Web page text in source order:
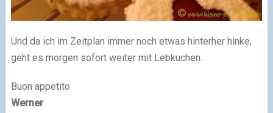
Und da ich im Zeitplan immer noch etwas hinterher hinke,
geht es morgen sofort weiter mit Lebkuchen.
Buon appetito
Werner